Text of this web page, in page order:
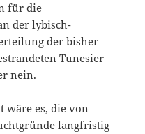
für die
der lybisch-
der bisher
Tunesier
nein.
wäre es, die von
langfristig